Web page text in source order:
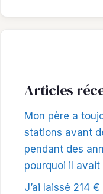
Articles
Mon père a
stations avant
pendant des
pourquoi il avait
J’ai laissé 214